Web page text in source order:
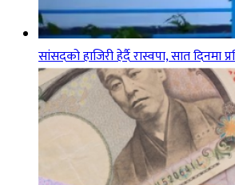
सांसदको हाजिरी हेर्दै रास्वपा, सात दिनमा